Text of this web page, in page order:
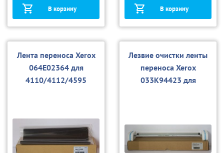
В корзину В корзину
Лента переноса Xerox
064E02364 для
4110/4112/4595
Лезвие очистки ленты
переноса Xerox
033K94423 для